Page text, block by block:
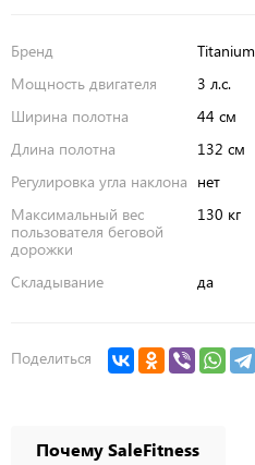
Бренд
Titanium
Мощность двигателя
3 л.с.
Ширина полотна
44 см
Длина полотна
132 см
Регулировка угла наклона нет
Максимальный вес
пользователя беговой
дорожки
130 кг
Складывание да
Поделиться
Почему SaleFitness